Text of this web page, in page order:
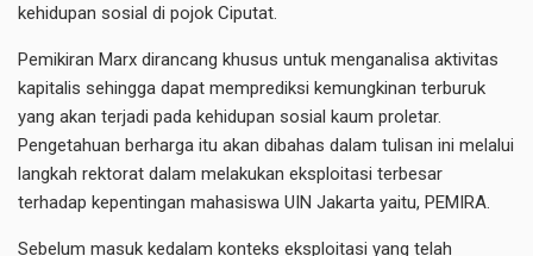
kehidupan sosial di pojok Ciputat.
Pemikiran Marx dirancang khusus untuk menganalisa aktivitas
kapitalis sehingga dapat memprediksi kemungkinan terburuk
yang akan terjadi pada kehidupan sosial kaum proletar.
Pengetahuan berharga itu akan dibahas dalam tulisan ini melalui
langkah rektorat dalam melakukan eksploitasi terbesar
terhadap kepentingan mahasiswa UIN Jakarta yaitu, PEMIRA.
Sebelum masuk kedalam konteks eksploitasi yang telah